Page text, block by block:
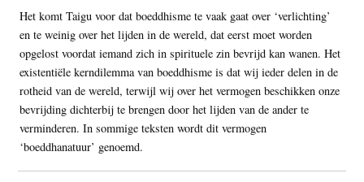
Het komt Taigu voor dat boeddhisme te vaak gaat over ‘verlichting’
en te weinig over het lijden in de wereld, dat eerst moet worden
opgelost voordat iemand zich in spirituele zin bevrijd kan wanen. Het
existentiële kerndilemma van boeddhisme is dat wij ieder delen in de
rotheid van de wereld, terwijl wij over het vermogen beschikken onze
bevrijding dichterbij te brengen door het lijden van de ander te
verminderen. In sommige teksten wordt dit vermogen
‘boeddhanatuur’ genoemd.